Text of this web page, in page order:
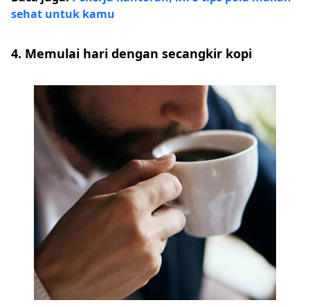
sehat untuk kamu
4. Memulai hari dengan secangkir kopi